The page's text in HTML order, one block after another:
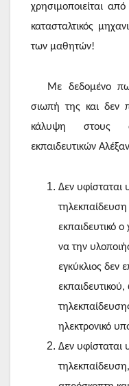
χρησιμοποιείται
κατασταλτικός
των μαθητών!
Με δεδομένο
σιωπή της και δεν
κάλυψη στους
εκπαιδευτικών
Δεν υφίσταται
εκπαιδευτικό
να την
εγκύκλιος δεν
ηλεκτρονικό
Δεν υφίσταται